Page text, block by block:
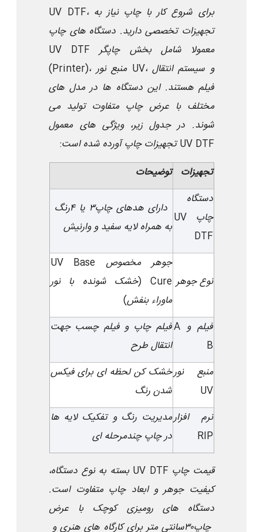
برای شروع کار با چاپ UV DTF
، نیاز به
تجهیزات تخصصی دارید. دستگاه های چاپ
UV DTFمعمولا شامل بخش چاپگر
(Printer) ، منبع نورUV، و سیستم انتقال
فیلم هستند. این دستگاه ها در مدل های
مختلف با عرض چاپ متفاوت تولید می
شوند. در جدول زیر، ویژگی های معمول
تجهیزات چاپUV DTF آورده شده است:
تجهیزات
توضیحات
دستگاه
چاپ
UV
DTF
۳ یا ۴
به همراه لایه سفید و وارنیش
نوع جوهر
جوهر مخصوص
UV Base
Cure (
خشک شونده با نور
ماوراء بنفش)
فیلم Aو
B
فیلم چاپ و فیلم چسب جهت
انتقال طرح
منبع نور
UV
خشک کن لحظه ای برای فیکس
شدن رنگ
نرم افزار
RIP
مدیریت رنگ و تفکیک لایه ها
در چاپ چندمرحله ای
قیمت چاپ UV DTF
بسته به نوع دستگاه،
کیفیت جوهر و ابعاد چاپ متفاوت است.
دستگاه های رومیزی کوچک با عرض
چاپ
۳۰ سانتی متر برای کارگاه های هنری و